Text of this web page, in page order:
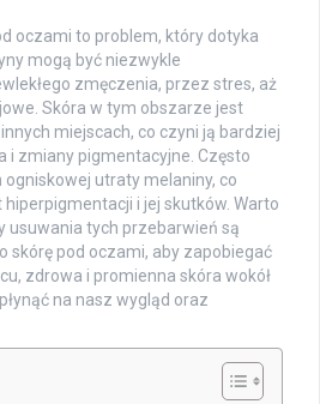
oczami to problem, który dotyka
mogą być niezwykle
zmęczenia, przez stres, aż
Skóra w tym obszarze jest
miejscach, co czyni ją bardziej
i zmiany pigmentacyjne. Często
utraty melaniny, co
i jej skutków. Warto
usuwania tych przebarwień są
skórę pod oczami, aby zapobiegać
zdrowa i promienna skóra wokół
na nasz wygląd oraz